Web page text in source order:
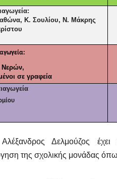
Κ. Σουλίου, Ν. Μάκρης
Νερών,
σε γραφεία
Δελμούζος
της σχολικής μονάδας